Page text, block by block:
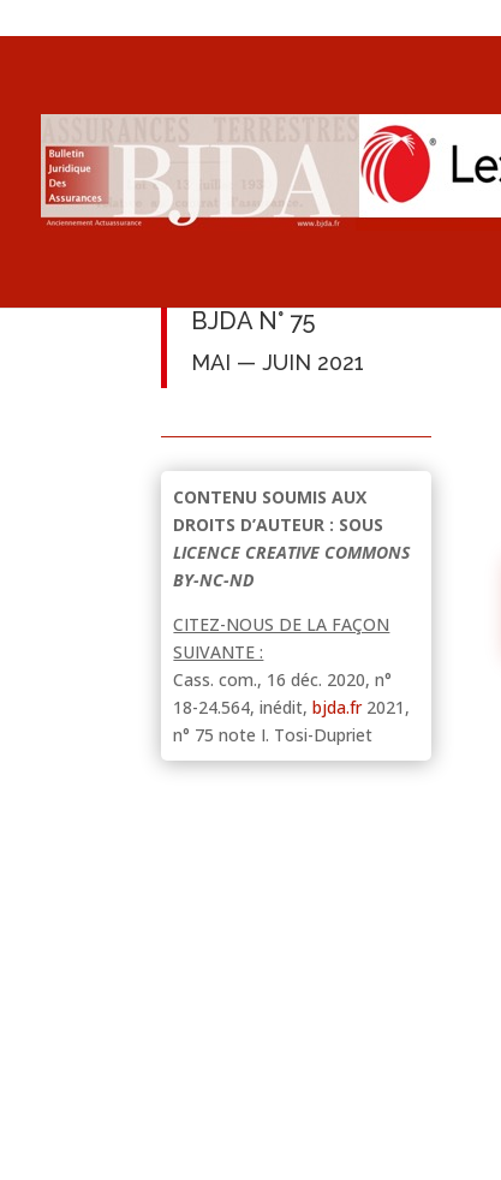
BJDA N° 75
MAI — JUIN 2021
CONTENU SOUMIS AUX
DROITS D’AUTEUR : SOUS
LICENCE CREATIVE COMMONS
BY-NC-ND
CITEZ-NOUS DE LA FAÇON
SUIVANTE :
Cass. com., 16 déc. 2020, n°
18-24.564, inédit, bjda.fr2021,
n° 75 note I. Tosi-Dupriet